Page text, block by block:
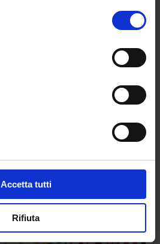
Accetta tutti
Rifiuta